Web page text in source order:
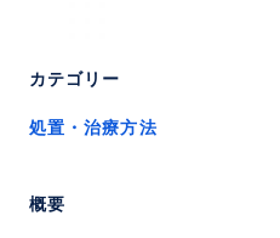
カテゴリー
処置・治療方法
概要